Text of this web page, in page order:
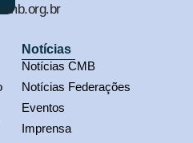
Notícias
Notícias CMB
Notícias Federações
Eventos
Imprensa